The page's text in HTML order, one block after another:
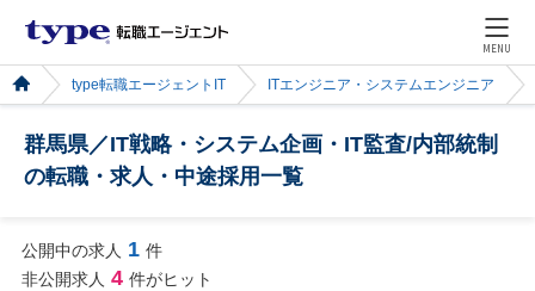
MENU
type転職エージェントIT ITエンジニア・システムエンジニア
群馬県／IT戦略・システム企画・IT監査/内部統制
の転職・求人・中途採用一覧
公開中の求人 1 件
非公開求人 4 件がヒット